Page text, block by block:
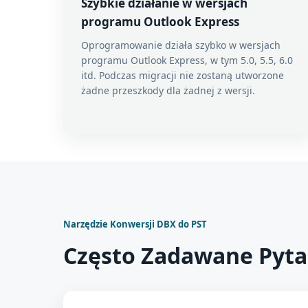
programu Outlook Express
Oprogramowanie działa szybko w wersjach
programu Outlook Express, w tym 5.0, 5.5, 6.0
itd. Podczas migracji nie zostaną utworzone
żadne przeszkody dla żadnej z wersji.
Narzędzie Konwersji DBX do PST
Często Zadawane